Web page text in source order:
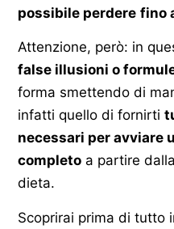
possibile perdere fino
Attenzione, però: in
false illusioni o
forma smettendo di
infatti quello di fornirti
necessari per avviare
completo a partire
dieta.
Scoprirai prima di tutto